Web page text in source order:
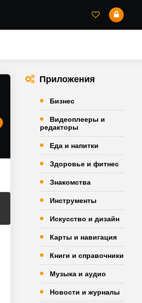
Приложения
Бизнес
Видеоплееры и
редакторы
Еда и напитки
Здоровье и фитнес
Знакомства
Инструменты
Искусство и дизайн
Карты и навигация
Книги и справочники
Музыка и аудио
Новости и журналы